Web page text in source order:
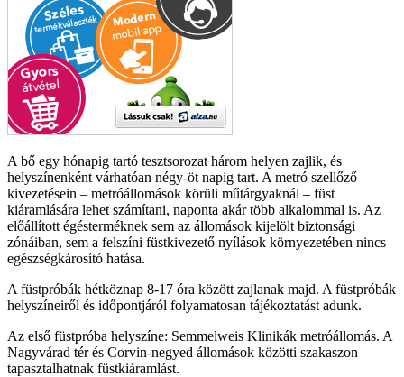
A bő egy hónapig tartó tesztsorozat három helyen zajlik, és
helyszínenként várhatóan négy-öt napig tart. A metró szellőző
kivezetésein – metróállomások körüli műtárgyaknál – füst
kiáramlására lehet számítani, naponta akár több alkalommal is. Az
előállított égésterméknek sem az állomások kijelölt biztonsági
zónáiban, sem a felszíni füstkivezető nyílások környezetében nincs
egészségkárosító hatása.
A füstpróbák hétköznap 8-17 óra között zajlanak majd. A füstpróbák
helyszíneiről és időpontjáról folyamatosan tájékoztatást adunk.
Az első füstpróba helyszíne: Semmelweis Klinikák metróállomás. A
Nagyvárad tér és Corvin-negyed állomások közötti szakaszon
tapasztalhatnak füstkiáramlást.